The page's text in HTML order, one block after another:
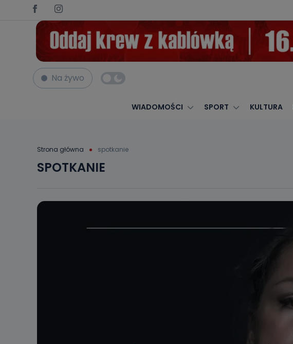
Na żywo
WIADOMOŚCI SPORT KULTURA
Strona główna spotkanie
SPOTKANIE